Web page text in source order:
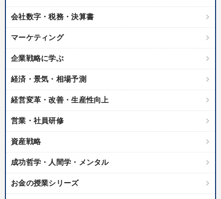
会社数字・税務・決算書
マーケティング
企業戦略に学ぶ
経済・景気・相場予測
経営変革・改善・生産性向上
営業・社員研修
資産戦略
成功哲学・人間学・メンタル
お金の授業シリーズ